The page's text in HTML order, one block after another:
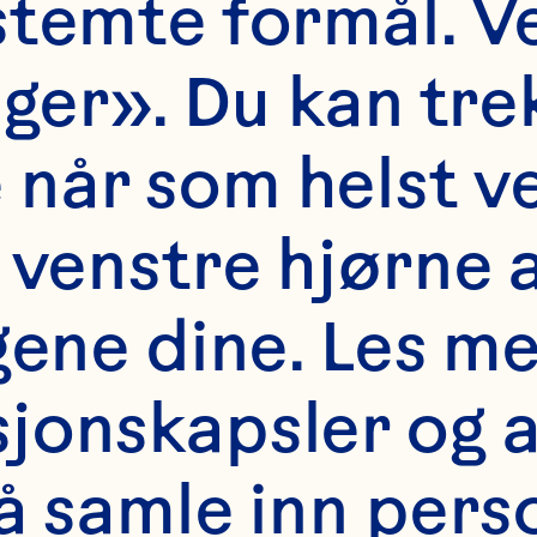
to Ocean
Executive
Science U.S.
led an
6,000 people
formål.
Du kan
som helst
hjørne
dine. Les
og
samle inn